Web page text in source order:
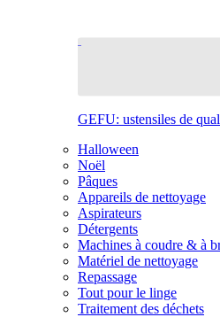
GEFU: ustensiles de
Halloween
Noël
Pâques
Appareils de nettoyage
Aspirateurs
Détergents
Machines à coudre & à
Matériel de nettoyage
Repassage
Tout pour le linge
Traitement des déchets